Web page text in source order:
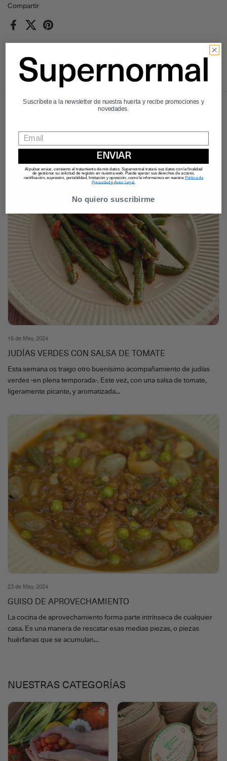
Compartir
FacebookX (Twitter)Pinterest
arroz guisantes
Más artículos
16 de May, 2024
JUDÍAS VERDES CON SALSA DE TOMATE
Esta semana os traigo otro buenísimo acompañamiento de judías
verdes -en plena temporada-. Este vez, con una salsa de tomate,
ligeramente picante, y aromatizada...
23 de May, 2024
GUISO DE APROVECHAMIENTO
La cocina de aprovechamiento forma parte intrínseca de cualquier
casa. Es una manera de rescatar esas medias piezas, o piezas
huérfanas que se acumulan...
NUESTRAS CATEGORÍAS
Suscríbete a la newsletter de nuestra huerta y recibe promociones y
novedades.
ENVIAR
Al pulsar enviar, consiento el tratamiento de mis datos. Supernormal tratará sus datos con la finalidad
de gestionar su solicitud de registro en nuestra web. Puede ejercer sus derechos de acceso,
rectificación, supresión, portabilidad, limitación y oposición, como le informamos en nuestra Política de
Privacidady Aviso Legal.
No quiero suscribirme